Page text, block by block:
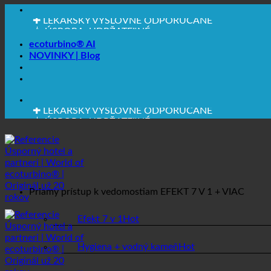
✚ LEKÁRSKY VÝSLOVNE ODPORÚČANÉ
💧 ÚSPORA. UDRŽATEĽNÉ.
🌍 KVALITA + DÔVERA + ZÁRUKA | POUŽÍVA SA PO
ecoturbino® AI
NOVINKY | Blog
✚ LEKÁRSKY VÝSLOVNE ODPORÚČANÉ
🌍 KVALITA + DÔVERA + ZÁRUKA | POUŽÍVA SA PO
Priamy prístup k vedomostiam EFEKT 7 V 1 + VIAC
Efekt 7 v 1
Hygiena + vodný kameň